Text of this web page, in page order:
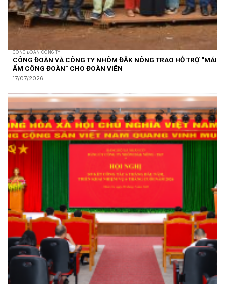
CÔNG ĐOÀN CÔNG TY
CÔNG ĐOÀN VÀ CÔNG TY NHÔM ĐẮK NÔNG TRAO HỖ TRỢ “MÁI
ẤM CÔNG ĐOÀN” CHO ĐOÀN VIÊN
17/07/2026